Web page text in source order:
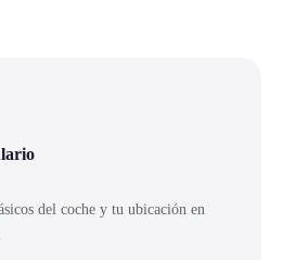
del coche y tu ubicación en